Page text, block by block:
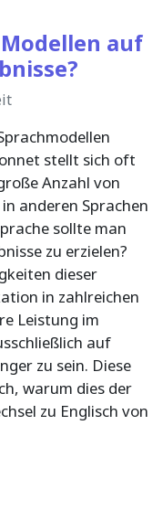
auf
stellt sich oft
Anzahl von
anderen Sprachen
sollte man
zu erzielen?
dieser
in zahlreichen
Leistung im
auf
zu sein. Diese
warum dies der
zu Englisch von